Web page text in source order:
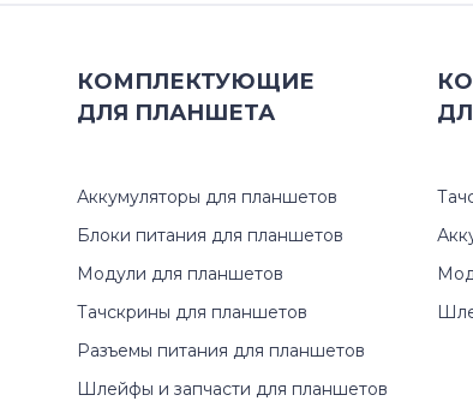
КОМПЛЕКТУЮЩИЕ
ДЛЯ ПЛАНШЕТА
Аккумуляторы для планшетов
Блоки питания для планшетов
Модули для планшетов
Тачскрины для планшетов
Разъемы питания для планшетов
Шлейфы и запчасти для планшетов